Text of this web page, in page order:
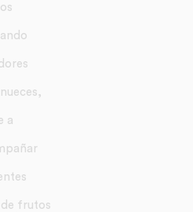
a
frutos